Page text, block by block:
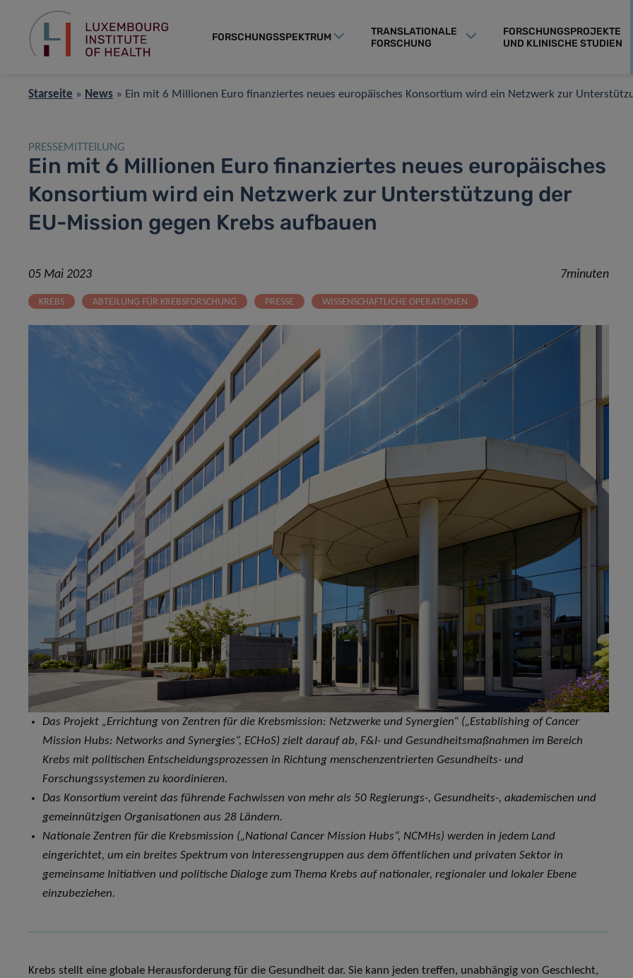
FORSCHUNGSSPEKTRUM
TRANSLATIONALE
FORSCHUNG
FORSCHUNGSPROJEKTE
UND KLINISCHE STUDIEN
Starseite » News » Ein mit 6 Millionen Euro finanziertes neues europäisches Konsortium wird ein Netzwerk zur
PRESSEMITTEILUNG
Ein mit 6 Millionen Euro finanziertes neues europäisches
Konsortium wird ein Netzwerk zur Unterstützung der
EU-Mission gegen Krebs aufbauen
05 Mai 2023 7minuten
KREBS ABTEILUNG FÜR KREBSFORSCHUNG PRESSE WISSENSCHAFTLICHE OPERATIONEN
Das Projekt „Errichtung von Zentren für die Krebsmission: Netzwerke und Synergien“ („Establishing of Cancer
Mission Hubs: Networks and Synergies“, ECHoS) zielt darauf ab, F&I- und Gesundheitsmaßnahmen im Bereich
Krebs mit politischen Entscheidungs­prozessen in Richtung menschenzentrierten Gesundheits- und
Forschungssystemen zu koordinieren.
Das Konsortium vereint das führende Fachwissen von mehr als 50 Regierungs-, Gesundheits-, akademischen und
gemeinnützigen Organisationen aus 28 Ländern.
Nationale Zentren für die Krebsmission („National Cancer Mission Hubs“, NCMHs) werden in jedem Land
eingerichtet, um ein breites Spektrum von Interessengruppen aus dem öffentlichen und privaten Sektor in
gemeinsame Initiativen und politische Dialoge zum Thema Krebs auf nationaler, regionaler und lokaler Ebene
einzubeziehen.
Krebs stellt eine globale Herausforderung für die Gesundheit dar. Sie kann jeden treffen, unabhängig von Geschlecht,